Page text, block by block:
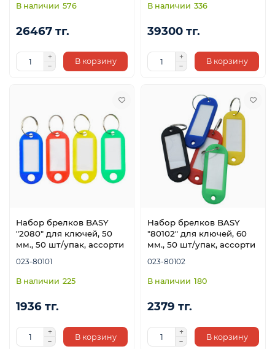
576
26467 тг.
В корзину
336
39300 тг.
В корзину
Набор брелков BASY
"2080" для ключей, 50
мм., 50 шт/упак, ассорти
023-80101
225
1936 тг.
В корзину
Набор брелков BASY
"80102" для ключей, 60
мм., 50 шт/упак, ассорти
023-80102
180
2379 тг.
В корзину